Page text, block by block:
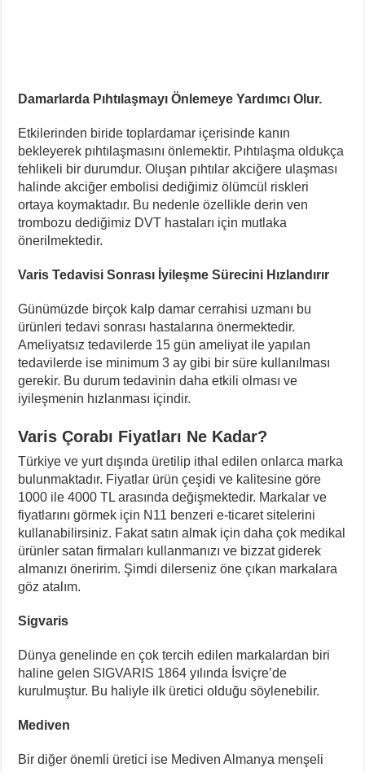
Damarlarda Pıhtılaşmayı Önlemeye Yardımcı Olur.
Etkilerinden biride toplardamar içerisinde kanın
bekleyerek pıhtılaşmasını önlemektir. Pıhtılaşma oldukça
tehlikeli bir durumdur. Oluşan pıhtılar akciğere ulaşması
halinde akciğer embolisi dediğimiz ölümcül riskleri
ortaya koymaktadır. Bu nedenle özellikle derin ven
trombozu dediğimiz DVT hastaları için mutlaka
önerilmektedir.
Varis Tedavisi Sonrası İyileşme Sürecini Hızlandırır
Günümüzde birçok kalp damar cerrahisi uzmanı bu
ürünleri tedavi sonrası hastalarına önermektedir.
Ameliyatsız tedavilerde 15 gün ameliyat ile yapılan
tedavilerde ise minimum 3 ay gibi bir süre kullanılması
gerekir. Bu durum tedavinin daha etkili olması ve
iyileşmenin hızlanması içindir.
Varis Çorabı Fiyatları Ne Kadar?
Türkiye ve yurt dışında üretilip ithal edilen onlarca marka
bulunmaktadır. Fiyatlar ürün çeşidi ve kalitesine göre
1000 ile 4000 TL arasında değişmektedir. Markalar ve
fiyatlarını görmek için N11 benzeri e-ticaret sitelerini
kullanabilirsiniz. Fakat satın almak için daha çok medikal
ürünler satan firmaları kullanmanızı ve bizzat giderek
almanızı öneririm. Şimdi dilerseniz öne çıkan markalara
göz atalım.
Sigvaris
Dünya genelinde en çok tercih edilen markalardan biri
haline gelen SIGVARIS 1864 yılında İsviçre’de
kurulmuştur. Bu haliyle ilk üretici olduğu söylenebilir.
Mediven
Bir diğer önemli üretici ise Mediven Almanya menşeli